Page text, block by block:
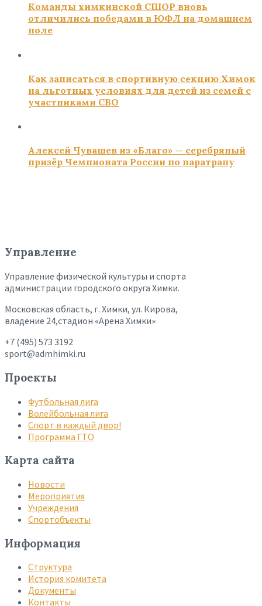
Команды химкинской СШОР вновь
отличились победами в ЮФЛ на домашнем
поле
Как записаться в спортивную секцию Химок
на льготных условиях для детей из семей с
участниками СВО
Алексей Чувашев из «Благо» — серебряный
призёр Чемпионата России по паратрапу
Управление
Управление физической культуры и спорта
администрации городского округа Химки.
Московская область, г. Химки, ул. Кирова,
владение 24,стадион «Арена Химки»
+7 (495) 573 3192
sport@admhimki.ru
Проекты
Футбольная лига
Волейбольная лига
Спорт в каждый двор!
Программа ГТО
Карта сайта
Новости
Мероприятия
Учреждения
Спортобъекты
Информация
Структура
История комитета
Документы
Контакты